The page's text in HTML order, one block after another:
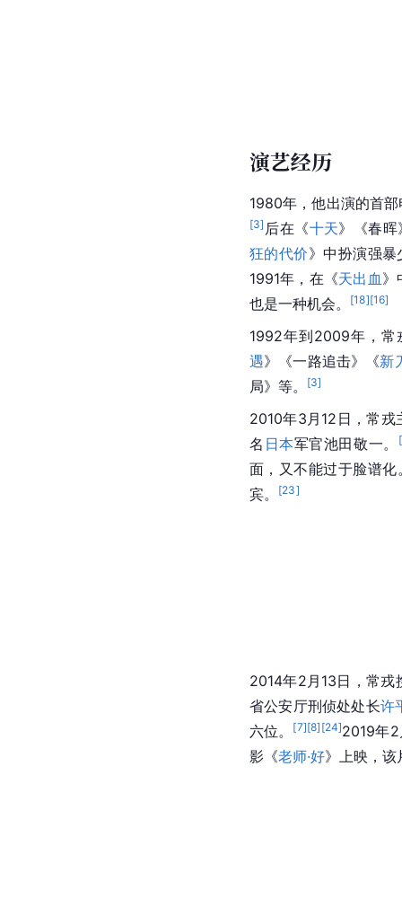
演艺经历
1980年，他出演的首
[3] 后在《十天》《春
狂的代价》中扮演强
1991年，在《天出血 》
也是一种机会。
[18][16]
1992年到2009年，常
遇》《一路追击》《新
局》等。
[3]
2010年3月12日，常戎
名 日本军官池田敬一。 [
面，又不能过于脸谱化
宾。
[23]
2014年2月13日，常戎
省公安厅刑侦处处长许
六位。
[7][8] [24]2019年
影《老师·好》上映，